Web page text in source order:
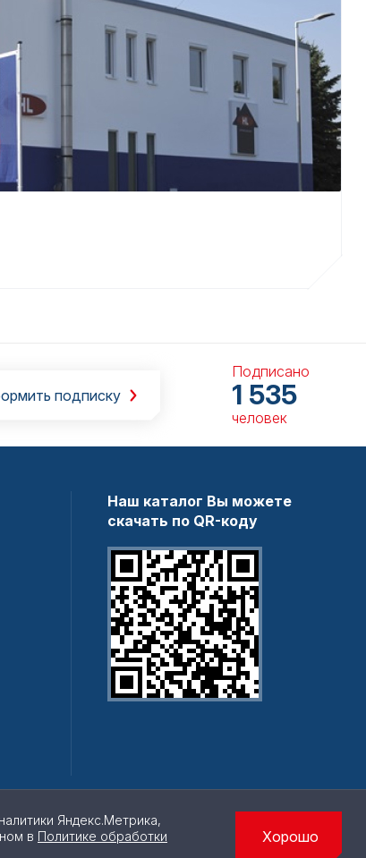
подписку
Подписано
1 535
человек
Наш каталог Вы можете
скачать по QR-коду
Яндекс.Метрика,
в Политике обработки
Хорошо